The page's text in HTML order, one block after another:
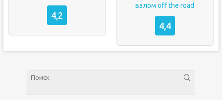
4,2
взлом off the road
4,4